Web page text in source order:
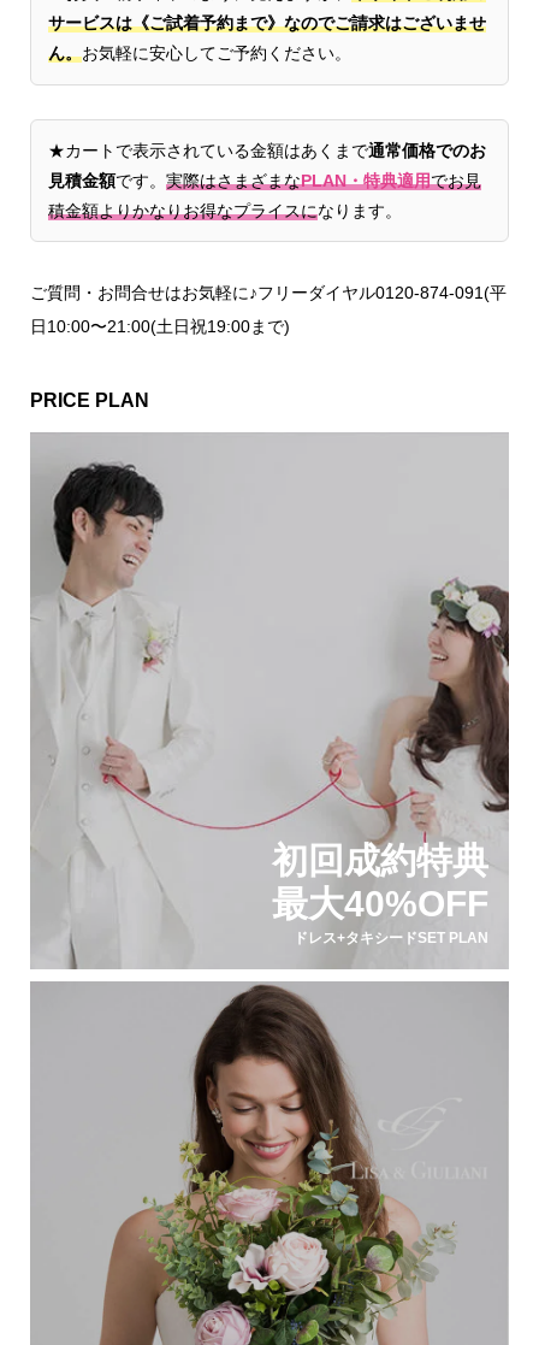
サービスは《ご試着予約まで》なのでご請求はございませ
ん。お気軽に安心してご予約ください。
★カートで表示されている金額はあくまで通常価格でのお
見積金額です。 実際はさまざまなPLAN・特典適用でお見
積金額よりかなりお得なプライスになります。
ご質問・お問合せはお気軽に♪フリーダイヤル0120-874-091(平
日10:00〜21:00(土日祝19:00まで)
PRICE PLAN
初回成約特典
最大40%OFF
ドレス+タキシードSET PLAN